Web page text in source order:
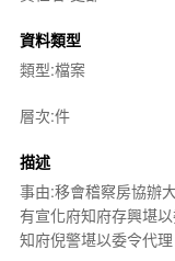
資料類型
類型:檔案
層次:件
描述
事由:移會稽察房協辦
有宣化府知府存興堪
知府倪警堪以委令代理